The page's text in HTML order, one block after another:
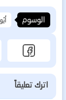
الوسوم
اترك تعليقاً